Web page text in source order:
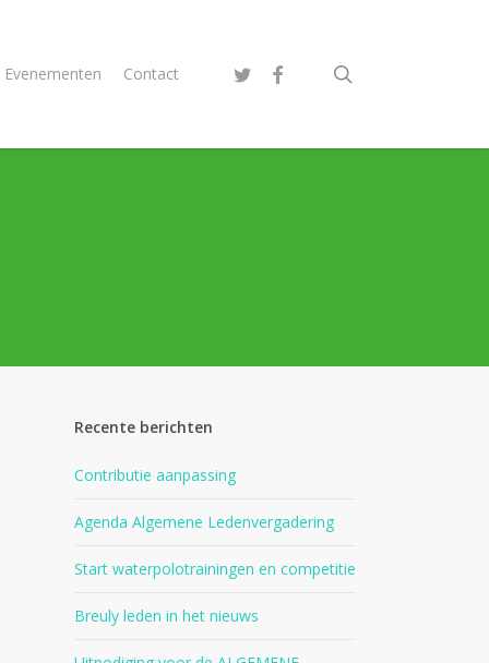
Evenementen Contact twitter facebook
Recente berichten
Contributie aanpassing
Agenda Algemene Ledenvergadering
Start waterpolotrainingen en competitie
Breuly leden in het nieuws